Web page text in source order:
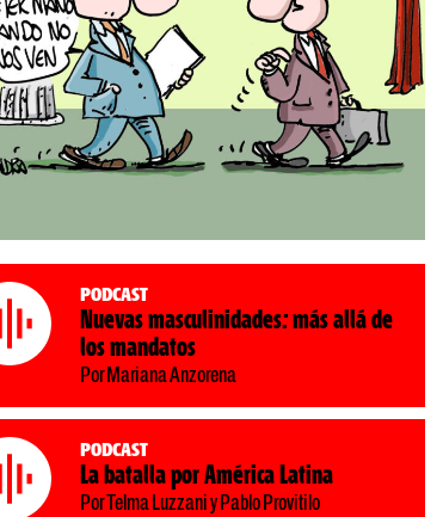
Podcast
Nuevas masculinidades: más allá de
los mandatos
Por Mariana Anzorena
Podcast
La batalla por América Latina
Por Telma Luzzani y Pablo Provitilo